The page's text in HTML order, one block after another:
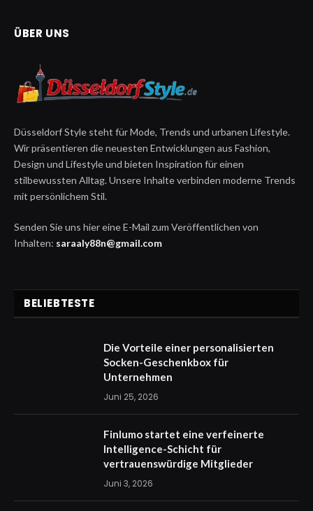
ÜBER UNS
Düsseldorf Style steht für Mode, Trends und urbanen Lifestyle.
Wir präsentieren die neuesten Entwicklungen aus Fashion,
Design und Lifestyle und bieten Inspiration für einen
stilbewussten Alltag. Unsere Inhalte verbinden moderne Trends
mit persönlichem Stil.
Senden Sie uns hier eine E-Mail zum Veröffentlichen von
Inhalten: saraaly88n@gmail.com
BELIEBTESTE
Die Vorteile einer personalisierten
Socken-Geschenkbox für
Unternehmen
Juni 25, 2026
Finlumo startet eine verfeinerte
Intelligence-Schicht für
vertrauenswürdige Mitglieder
Juni 3, 2026